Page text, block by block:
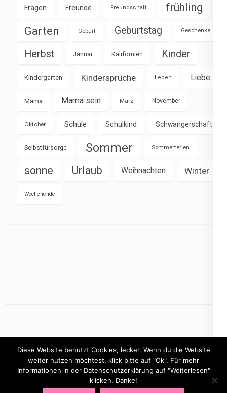
Fragen Freunde Freundschaft frühling
Garten Geburt Geburtstag Geschenke
Herbst Januar Kalifornien Kinder
Kindergarten Kindersprüche Leben Liebe
Mama Mama sein März November
Oktober Schule Schulkind Schwangerschaft
Selbstfürsorge Sommer Sommerferien
sonne Urlaub Weihnachten Winter
Wochenende
mamasbusiness.de
Diese Website benutzt Cookies, lecker. Wenn du die Website
weiter nutzen möchtest, klick bitte auf "Ok". Für mehr
Informationen in der Datenschutzerklärung auf "Weiterlesen"
klicken. Danke!